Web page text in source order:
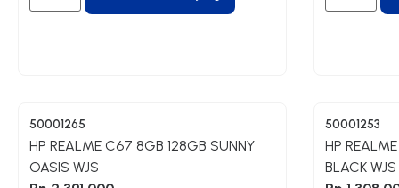
50001265
HP REALME C67 8GB 128GB SUNNY
OASIS WJS
50001253
HP
BLACK WJS